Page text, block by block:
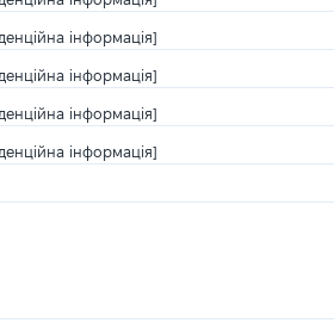
інформація]
інформація]
інформація]
інформація]